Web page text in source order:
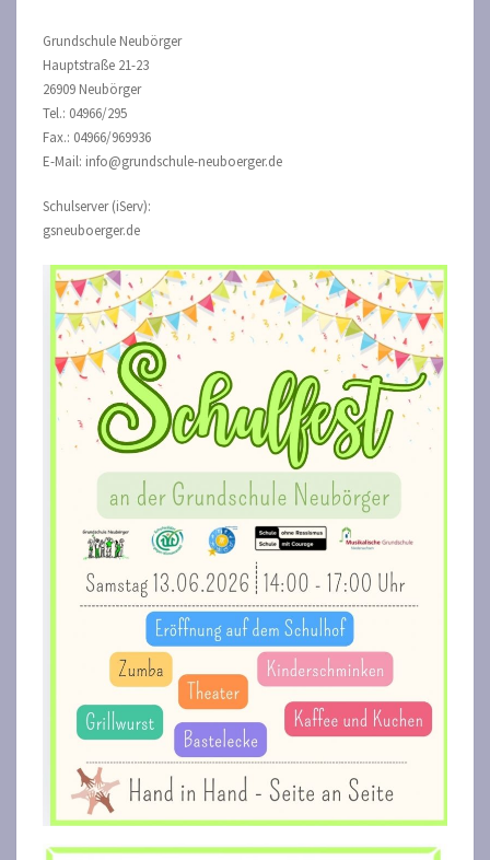
Grundschule Neubörger
Hauptstraße 21-23
26909 Neubörger
Tel.: 04966/295
Fax.: 04966/969936
E-Mail: info@grundschule-neuboerger.de
Schulserver (iServ):
gsneuboerger.de